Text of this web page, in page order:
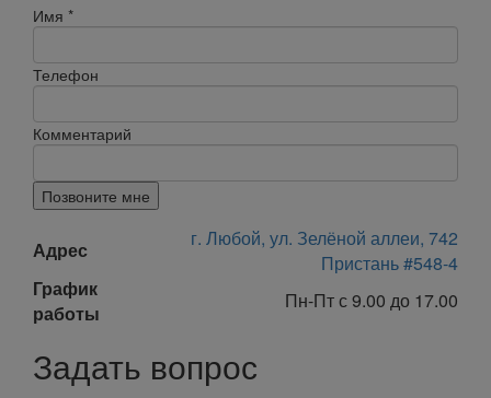
Имя *
Телефон
Комментарий
Позвоните мне
Адрес
г. Любой, ул. Зелёной аллеи, 742
Пристань #548-4
График
работы
Пн-Пт с 9.00 до 17.00
Задать вопрос